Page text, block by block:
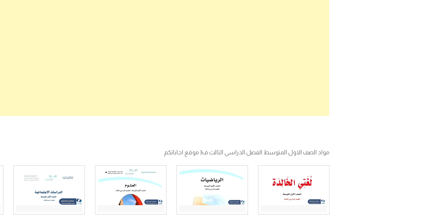
مواد الصف الاول المتوسط الفصل الدراسي الثالث ف3 موقع اجاباتكم